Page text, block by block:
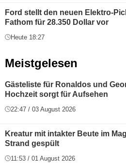
Ford stellt den neuen Elektro-
Fathom für 28.350 Dollar vor
Heute 18:27
Meistgelesen
Gästeliste für Ronaldos und
Hochzeit sorgt für Aufsehen
22:47 / 03 August 2026
Kreatur mit intakter Beute im
Strand gespült
11:53 / 01 August 2026